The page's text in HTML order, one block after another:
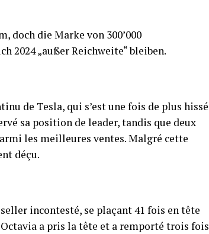
doch die Marke von 300’000
„außer Reichweite“ bleiben.
de Tesla, qui s’est une fois de plus hissé
sa position de leader, tandis que deux
les meilleures ventes. Malgré cette
déçu.
incontesté, se plaçant 41 fois en tête
Octavia a pris la tête et a remporté trois fois